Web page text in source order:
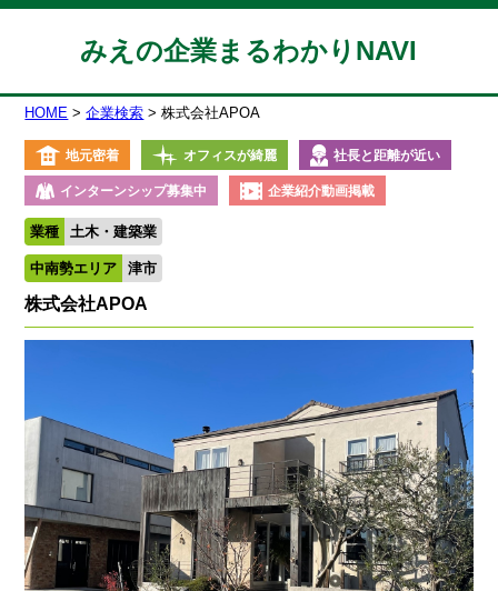
みえの企業まるわかりNAVI
HOME 企業検索 株式会社APOA
地元密着 オフィスが綺麗 社長と距離が近い
インターンシップ募集中 企業紹介動画掲載
業種 土木・建築業
中南勢エリア 津市
株式会社APOA